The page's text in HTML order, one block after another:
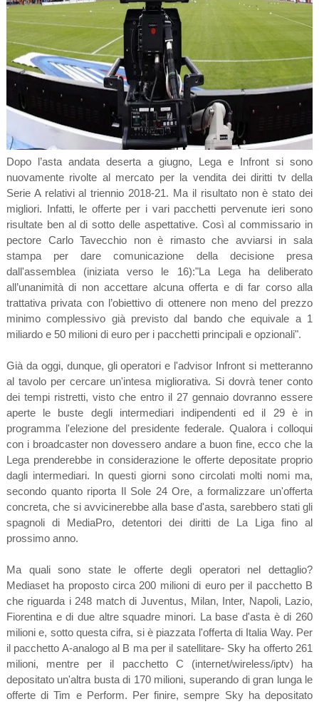
Dopo l’asta andata deserta a giugno, Lega e Infront si sono
nuovamente rivolte al mercato per la vendita dei diritti tv della
Serie A relativi al triennio 2018-21. Ma il risultato non è stato dei
migliori. Infatti, le offerte per i vari pacchetti pervenute ieri sono
risultate ben al di sotto delle aspettative. Così al commissario in
pectore Carlo Tavecchio non è rimasto che avviarsi in sala
stampa per dare comunicazione della decisione presa
dall'assemblea (iniziata verso le 16):"La Lega ha deliberato
all’unanimità di non accettare alcuna offerta e di far corso alla
trattativa privata con l’obiettivo di ottenere non meno del prezzo
minimo complessivo già previsto dal bando che equivale a 1
miliardo e 50 milioni di euro per i pacchetti principali e opzionali".
Già da oggi, dunque, gli operatori e l'advisor Infront si metteranno
al tavolo per cercare un'intesa migliorativa. Si dovrà tener conto
dei tempi ristretti, visto che entro il 27 gennaio dovranno essere
aperte le buste degli intermediari indipendenti ed il 29 è in
programma l'elezione del presidente federale. Qualora i colloqui
con i broadcaster non dovessero andare a buon fine, ecco che la
Lega prenderebbe in considerazione le offerte depositate proprio
dagli intermediari. In questi giorni sono circolati molti nomi ma,
secondo quanto riporta Il Sole 24 Ore, a formalizzare un'offerta
concreta, che si avvicinerebbe alla base d'asta, sarebbero stati gli
spagnoli di MediaPro, detentori dei diritti de La Liga fino al
prossimo anno.
Ma quali sono state le offerte degli operatori nel dettaglio?
Mediaset ha proposto circa 200 milioni di euro per il pacchetto B
che riguarda i 248 match di Juventus, Milan, Inter, Napoli, Lazio,
Fiorentina e di due altre squadre minori. La base d'asta è di 260
milioni e, sotto questa cifra, si è piazzata l'offerta di Italia Way. Per
il pacchetto A-analogo al B ma per il satellitare- Sky ha offerto 261
milioni, mentre per il pacchetto C (internet/wireless/iptv) ha
depositato un'altra busta di 170 milioni, superando di gran lunga le
offerte di Tim e Perform. Per finire, sempre Sky ha depositato